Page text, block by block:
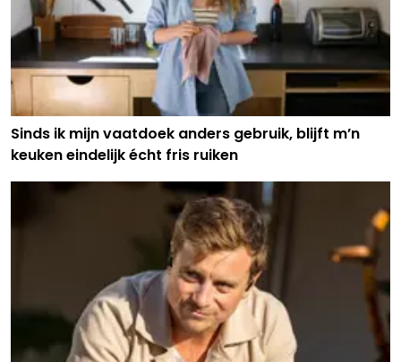
Sinds ik mijn vaatdoek anders gebruik, blijft m’n
keuken eindelijk écht fris ruiken